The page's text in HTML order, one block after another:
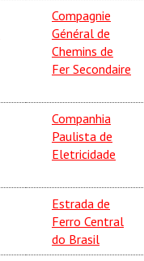
Compagnie
Général de
Chemins de
Fer Secondaire
Companhia
Paulista de
Eletricidade
Estrada de
Ferro Central
do Brasil